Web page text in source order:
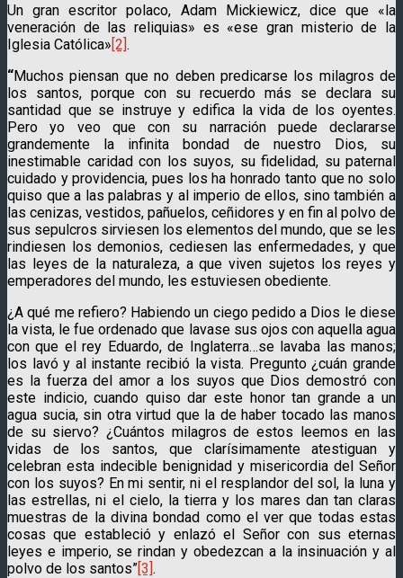
Un gran escritor polaco, Adam Mickiewicz, dice que «la
veneración de las reliquias» es «ese gran misterio de la
Iglesia Católica»[2].
“Muchos piensan que no deben predicarse los milagros de
los santos, porque con su recuerdo más se declara su
santidad que se instruye y edifica la vida de los oyentes.
Pero yo veo que con su narración puede declararse
grandemente la infinita bondad de nuestro Dios, su
inestimable caridad con los suyos, su fidelidad, su paternal
cuidado y providencia, pues los ha honrado tanto que no solo
quiso que a las palabras y al imperio de ellos, sino también a
las cenizas, vestidos, pañuelos, ceñidores y en fin al polvo de
sus sepulcros sirviesen los elementos del mundo, que se les
rindiesen los demonios, cediesen las enfermedades, y que
las leyes de la naturaleza, a que viven sujetos los reyes y
emperadores del mundo, les estuviesen obediente.
¿A qué me refiero? Habiendo un ciego pedido a Dios le diese
la vista, le fue ordenado que lavase sus ojos con aquella agua
con que el rey Eduardo, de Inglaterra…se lavaba las manos;
los lavó y al instante recibió la vista. Pregunto ¿cuán grande
es la fuerza del amor a los suyos que Dios demostró con
este indicio, cuando quiso dar este honor tan grande a un
agua sucia, sin otra virtud que la de haber tocado las manos
de su siervo? ¿Cuántos milagros de estos leemos en las
vidas de los santos, que clarísimamente atestiguan y
celebran esta indecible benignidad y misericordia del Señor
con los suyos? En mi sentir, ni el resplandor del sol, la luna y
las estrellas, ni el cielo, la tierra y los mares dan tan claras
muestras de la divina bondad como el ver que todas estas
cosas que estableció y enlazó el Señor con sus eternas
leyes e imperio, se rindan y obedezcan a la insinuación y al
polvo de los santos”[3].